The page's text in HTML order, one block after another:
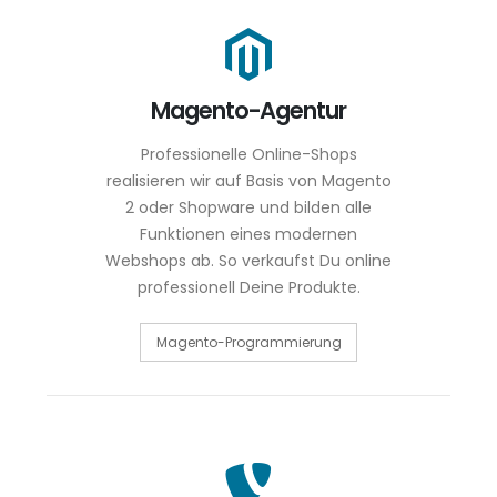
Magento-Agentur
Professionelle Online-Shops
realisieren wir auf Basis von Magento
2 oder Shopware und bilden alle
Funktionen eines modernen
Webshops ab. So verkaufst Du online
professionell Deine Produkte.
Magento-Programmierung